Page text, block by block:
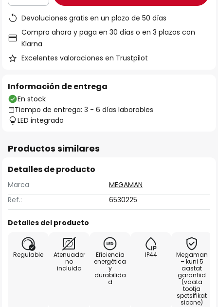
Devoluciones gratis en un plazo de 50 días
Compra ahora y paga en 30 días o en 3 plazos con
Klarna
Excelentes valoraciones en Trustpilot
Información de entrega
En stock
Tiempo de entrega: 3 - 6 días laborables
LED integrado
Productos similares
Detalles de producto
Marca
MEGAMAN
Ref.:
6530225
Detalles del producto
Regulable
Atenuador
no
incluido
Eficiencia
energética
y
durabilida
d
IP44
Megaman
– kuni 5
aastat
garantiid
(vaata
tootja
spetsifikat
sioone)